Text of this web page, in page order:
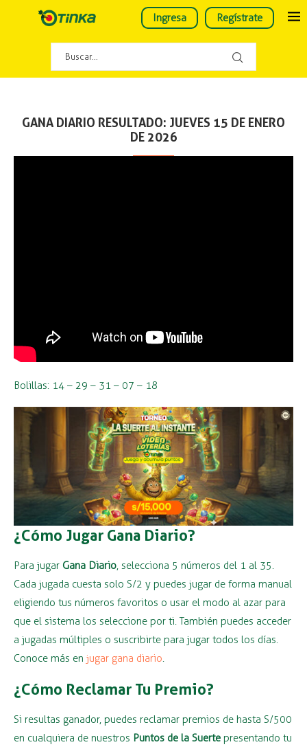
Ingresa Regístrate
GANA DIARIO RESULTADO: JUEVES 15 DE ENERO
DE 2026
Bolillas: 14 – 29 – 31 – 07 – 18
¿Cómo Jugar Gana Diario?
Para jugar Gana Diario, selecciona 5 números del 1 al 35.
Cada jugada cuesta solo S/2 y puedes jugar de forma manual
eligiendo tus números favoritos o usar el modo al azar para
que el sistema los seleccione por ti. También puedes acceder
a jugadas múltiples o suscribirte para jugar todos los días.
Conoce más en jugar gana diario.
¿Cómo Reclamar Tu Premio?
Si resultas ganador, puedes reclamar premios de hasta S/500
en cualquiera de nuestros Puntos de la Suerte presentando tu